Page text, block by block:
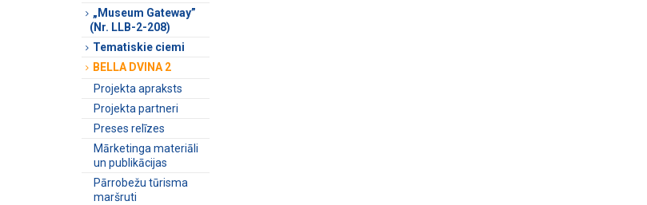
„Museum Gateway”
(Nr. LLB-2-208)
Tematiskie ciemi
BELLA DVINA 2
Projekta apraksts
Projekta partneri
Preses relīzes
Mārketinga materiāli
un publikācijas
Pārrobežu tūrisma
maršruti